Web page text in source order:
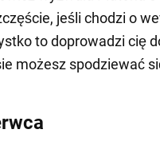
jeśli chodzi o
to doprowadzi cię
możesz spodziewać